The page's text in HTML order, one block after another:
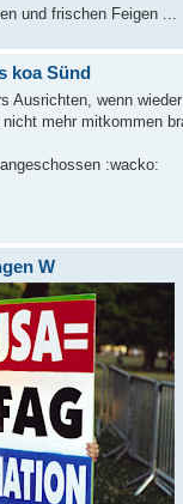
und frischen Feigen ...
koa Sünd
Ausrichten, wenn
mehr mitkommen
:wacko:
W